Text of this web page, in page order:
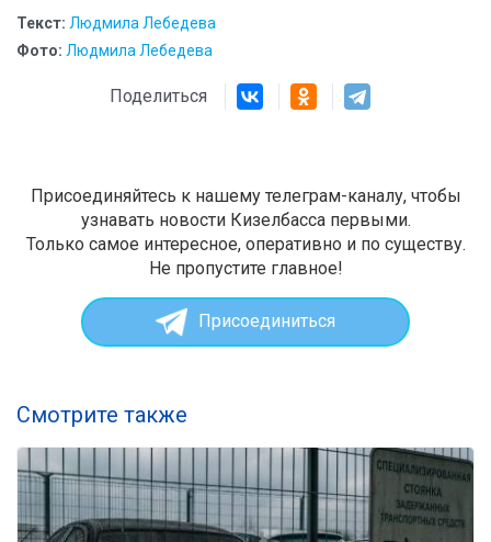
Текст: Людмила Лебедева
Фото: Людмила Лебедева
Поделиться
Присоединяйтесь к нашему телеграм-каналу, чтобы
узнавать новости Кизелбасса первыми.
Только самое интересное, оперативно и по существу.
Не пропустите главное!
Присоединиться
Смотрите также